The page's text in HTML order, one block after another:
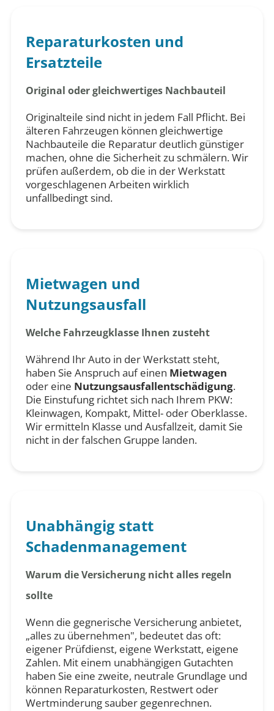
Reparaturkosten und
Ersatzteile
Original oder gleichwertiges Nachbauteil
Originalteile sind nicht in jedem Fall Pflicht. Bei
älteren Fahrzeugen können gleichwertige
Nachbauteile die Reparatur deutlich günstiger
machen, ohne die Sicherheit zu schmälern. Wir
prüfen außerdem, ob die in der Werkstatt
vorgeschlagenen Arbeiten wirklich
unfallbedingt sind.
Mietwagen und
Nutzungsausfall
Welche Fahrzeugklasse Ihnen zusteht
Während Ihr Auto in der Werkstatt steht,
haben Sie Anspruch auf einen Mietwagen
oder eine Nutzungsausfallentschädigung.
Die Einstufung richtet sich nach Ihrem PKW:
Kleinwagen, Kompakt, Mittel- oder Oberklasse.
Wir ermitteln Klasse und Ausfallzeit, damit Sie
nicht in der falschen Gruppe landen.
Unabhängig statt
Schadenmanagement
Warum die Versicherung nicht alles regeln
sollte
Wenn die gegnerische Versicherung anbietet,
„alles zu übernehmen", bedeutet das oft:
eigener Prüfdienst, eigene Werkstatt, eigene
Zahlen. Mit einem unabhängigen Gutachten
haben Sie eine zweite, neutrale Grundlage und
können Reparaturkosten, Restwert oder
Wertminderung sauber gegenrechnen.